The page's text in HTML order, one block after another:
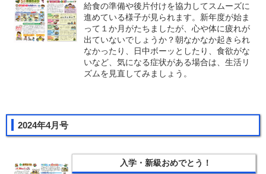
給食の準備や後片付けを協力してスムーズに
進めている様子が見られます。新年度が始ま
って１か月がたちましたが、心や体に疲れが
出ていないでしょうか？朝なかなか起きられ
なかったり、日中ボーッとしたり、食欲がな
いなど、気になる症状がある場合は、生活リ
ズムを見直してみましょう。
2024年4月号
入学・新級おめでとう！